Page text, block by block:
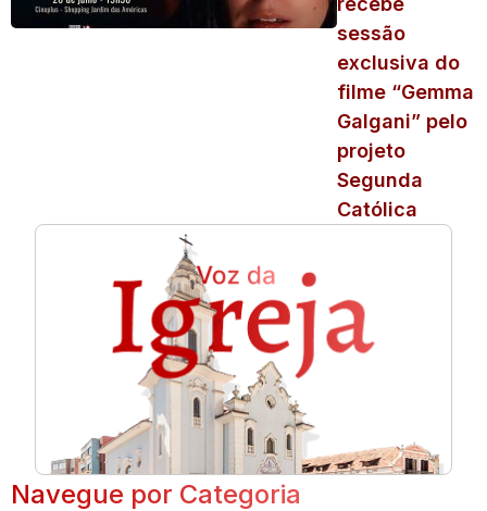
sessão
exclusiva do
filme “Gemma
Galgani” pelo
projeto
Segunda
Católica
Navegue por Categoria